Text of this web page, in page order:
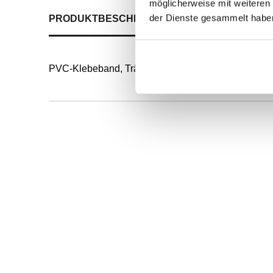
möglicherweise mit
der Dienste gesammelt
PRODUKTBESCHREIBUNGALLE
PVC-Klebeband, Träger Weich-PVC-Folie,